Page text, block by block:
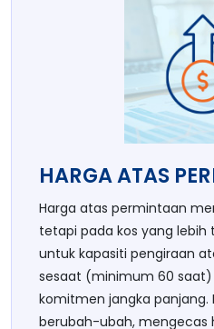
HARGA ATAS
Harga atas permintaan
tetapi pada kos yang
untuk kapasiti pengiraan
sesaat (minimum 60
komitmen jangka panjang.
berubah-ubah, mengecas